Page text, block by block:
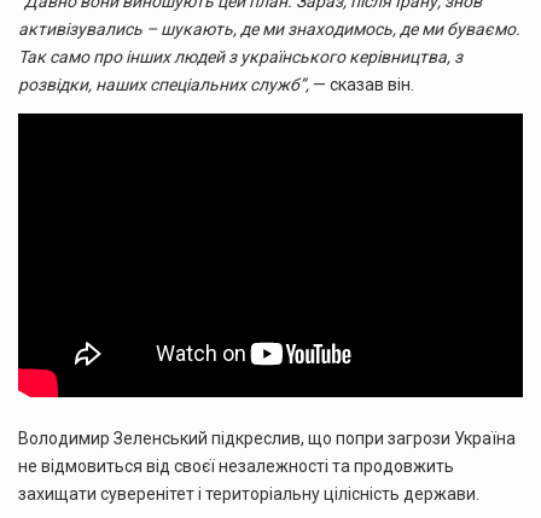
активізувались – шукають, де ми знаходимось, де ми буваємо.
Так само про інших людей з українського керівництва, з
розвідки, наших спеціальних служб”, — сказав він.
Володимир Зеленський підкреслив, що попри загрози Україна
не відмовиться від своєї незалежності та продовжить
захищати суверенітет і територіальну цілісність держави.